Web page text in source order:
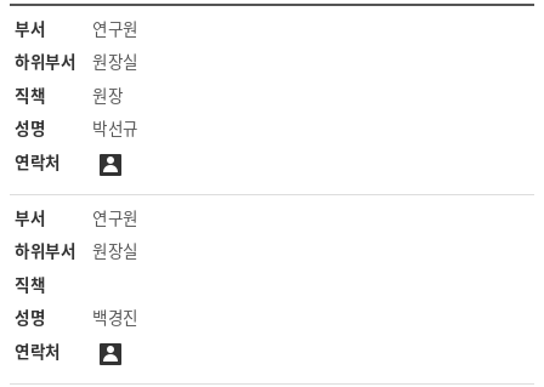
연
구
진
목
부서
연구원
하위부서
원장실
직책
원장
성명
박선규
연락처
부서
연구원
하위부서
원장실
직책
성명
백경진
연락처